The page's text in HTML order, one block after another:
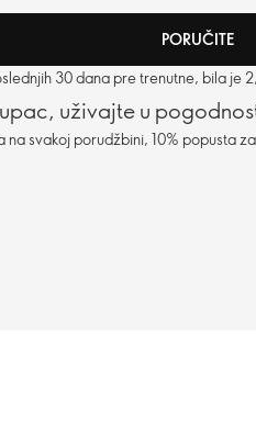
PORUČITE
30 dana pre trenutne, bila je
uživajte u
na svakoj porudžbini, 10% popusta